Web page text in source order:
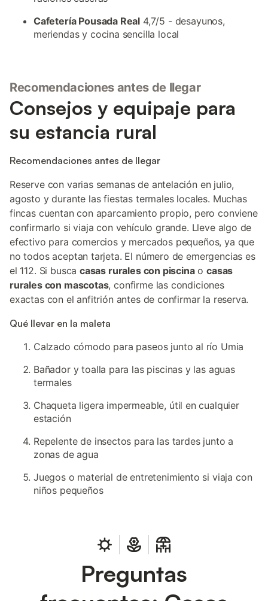
Cafetería Pousada Real 4,7/5 - desayunos,
meriendas y cocina sencilla local
Recomendaciones antes de llegar
Consejos y equipaje para
su estancia rural
Recomendaciones antes de llegar
Reserve con varias semanas de antelación en julio,
agosto y durante las fiestas termales locales. Muchas
fincas cuentan con aparcamiento propio, pero conviene
confirmarlo si viaja con vehículo grande. Lleve algo de
efectivo para comercios y mercados pequeños, ya que
no todos aceptan tarjeta. El número de emergencias es
el 112. Si buscacasas rurales con piscinaocasas
rurales con mascotas, confirme las condiciones
exactas con el anfitrión antes de confirmar la reserva.
Qué llevar en la maleta
Calzado cómodo para paseos junto al río Umia
Bañador y toalla para las piscinas y las aguas
termales
Chaqueta ligera impermeable, útil en cualquier
estación
Repelente de insectos para las tardes junto a
zonas de agua
Juegos o material de entretenimiento si viaja con
niños pequeños
Preguntas